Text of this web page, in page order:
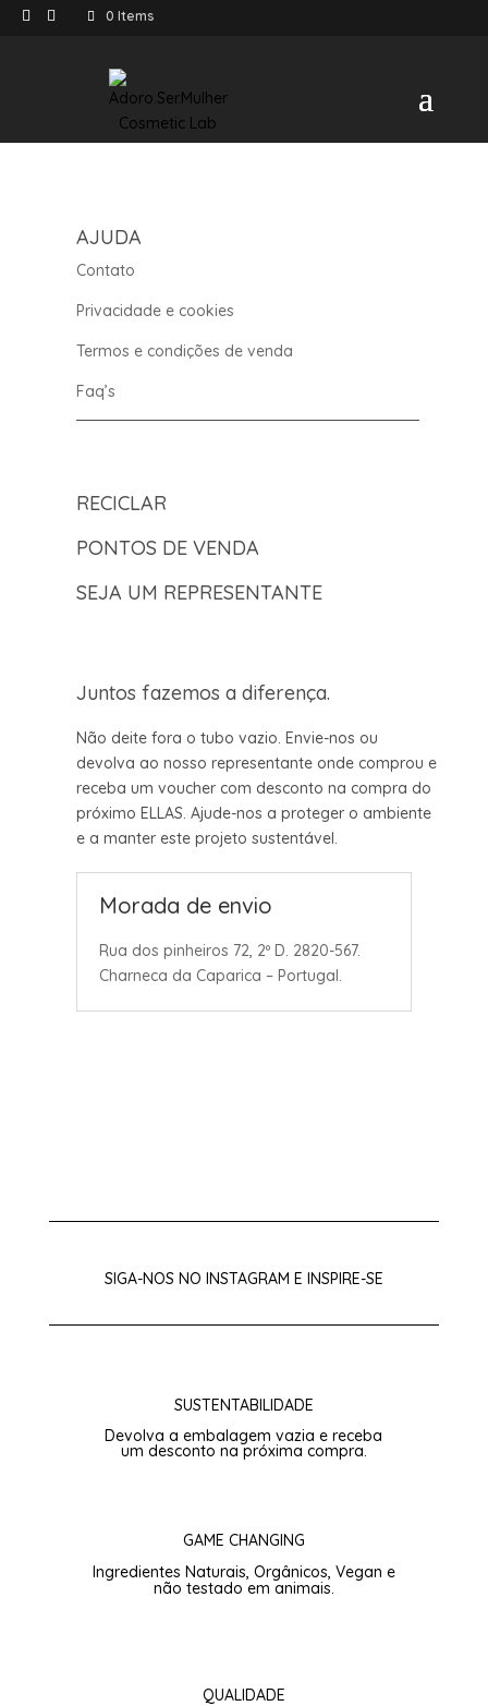
0 Items
AJUDA
Contato
Privacidade e cookies
Termos e condições de venda
Faq’s
RECICLAR
PONTOS DE VENDA
SEJA UM REPRESENTANTE
Juntos fazemos a diferença.
Não deite fora o tubo vazio. Envie-nos ou
devolva ao nosso representante onde comprou e
receba um voucher com desconto na compra do
próximo ELLAS. Ajude-nos a proteger o ambiente
e a manter este projeto sustentável.
Morada de envio
Rua dos pinheiros 72, 2º D. 2820-567.
Charneca da Caparica – Portugal.
SIGA-NOS NO INSTAGRAM E INSPIRE-SE
SUSTENTABILIDADE
Devolva a embalagem vazia e receba
um desconto na próxima compra.
GAME CHANGING
Ingredientes Naturais, Orgânicos, Vegan e
não testado em animais.
QUALIDADE